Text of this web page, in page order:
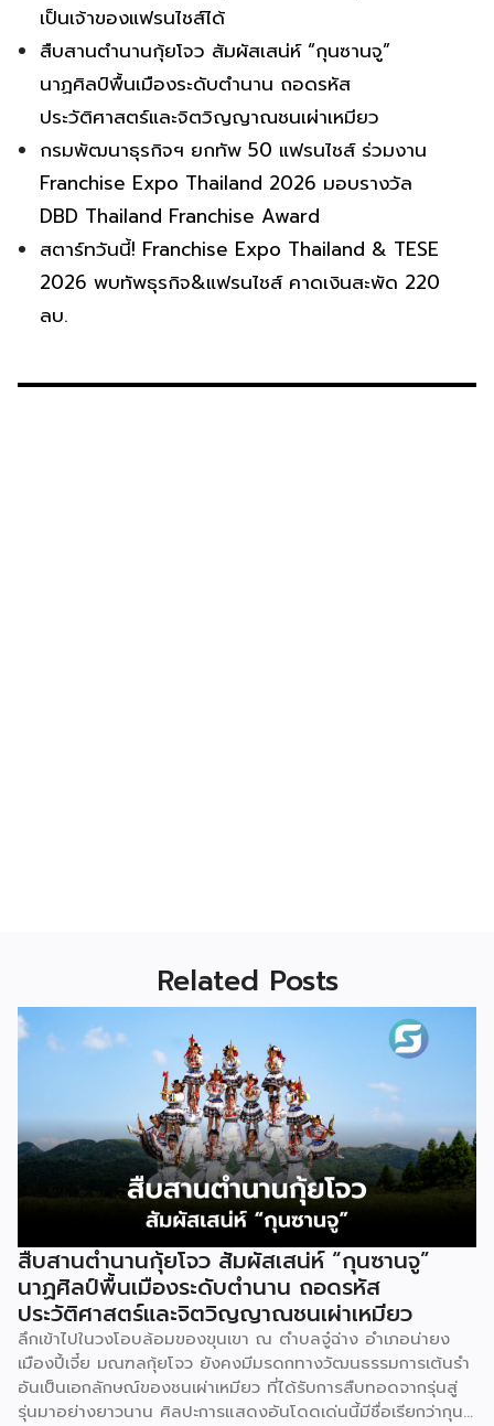
เป็นเจ้าของแฟรนไชส์ได้
สืบสานตำนานกุ้ยโจว สัมผัสเสน่ห์ “กุนซานจู”
นาฏศิลป์พื้นเมืองระดับตำนาน ถอดรหัส
ประวัติศาสตร์และจิตวิญญาณชนเผ่าเหมียว
กรมพัฒนาธุรกิจฯ ยกทัพ 50 แฟรนไชส์ ร่วมงาน
Franchise Expo Thailand 2026 มอบรางวัล
DBD Thailand Franchise Award
สตาร์ทวันนี้! Franchise Expo Thailand & TESE
2026 พบทัพธุรกิจ&แฟรนไชส์ คาดเงินสะพัด 220
ลบ.
Related Posts
สืบสานตำนานกุ้ยโจว สัมผัสเสน่ห์ “กุนซานจู”
นาฏศิลป์พื้นเมืองระดับตำนาน ถอดรหัส
ประวัติศาสตร์และจิตวิญญาณชนเผ่าเหมียว
ลึกเข้าไปในวงโอบล้อมของขุนเขา ณ ตำบลจู๋ฉ่าง อำเภอน่ายง
เมืองปี้เจี๋ย มณฑลกุ้ยโจว ยังคงมีมรดกทางวัฒนธรรมการเต้นรำ
อันเป็นเอกลักษณ์ของชนเผ่าเหมียว ที่ได้รับการสืบทอดจากรุ่นสู่
รุ่นมาอย่างยาวนาน ศิลปะการแสดงอันโดดเด่นนี้มีชื่อเรียกว่ากุน